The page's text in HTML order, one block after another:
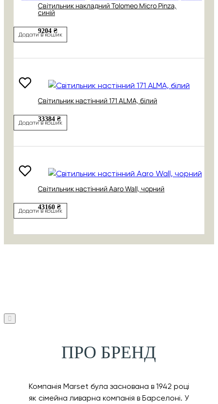
Світильник накладний Tolomeo Micro Pinza,
синій
9204 ₴
Додати в кошик
Світильник настінний 171 АLMA, білий
33384 ₴
Додати в кошик
Світильник настінний Aaro Wall, чорний
43160 ₴
Додати в кошик
ПРО БРЕНД
Компанія Marset була заснована в 1942 році
як сімейна ливарна компанія в Барселоні. У